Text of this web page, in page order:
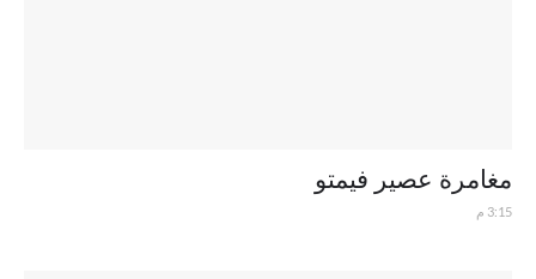
مغامرة عصير فيمتو
3:15 م